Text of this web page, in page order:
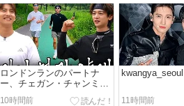
ロンドンランのパートナ
ー、チェガン・チャンミン
を迎えに行きました
10時間前 11時間前